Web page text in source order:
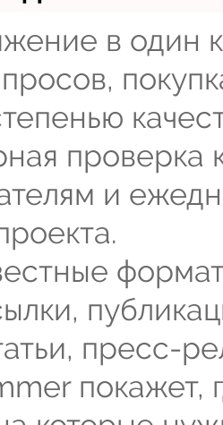
в один
проверка
и
пресс-
покажет,